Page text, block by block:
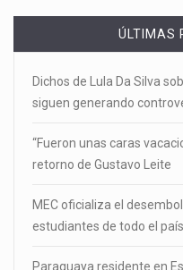
ÚLTIMAS
Dichos de Lula Da Silva
siguen generando
“Fueron unas caras
retorno de Gustavo Leite
MEC oficializa el
estudiantes de todo el país
Paraguaya residente en